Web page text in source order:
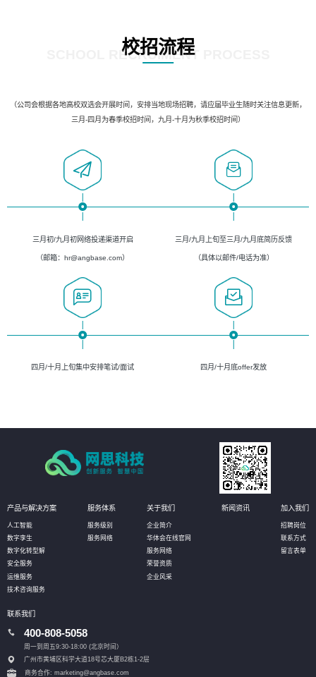
校招流程
SCHOOL RECRUIMENT PROCESS
（公司会根据各地高校双选会开展时间，安排当地现场招聘，请应届毕业生随时关注信息更新，
三月-四月为春季校招时间，九月-十月为秋季校招时间）
三月初/九月初网络投递渠道开启
（邮箱：hr@angbase.com）
三月/九月上旬至三月/九月底简历反馈
（具体以邮件/电话为准）
四月/十月上旬集中安排笔试/面试 四月/十月底offer发放
产品与解决方案
人工智能
数字孪生
数字化转型解
安全服务
运维服务
技术咨询服务
服务体系
服务级别
服务网络
关于我们
企业简介
华体会在线官网
服务网络
荣誉资质
企业风采
新闻资讯 加入我们
招聘岗位
联系方式
留言表单
联系我们
400-808-5058
周一到周五9:30-18:00 (北京时间）
广州市黄埔区科学大道18号芯大厦B2栋1-2层
商务合作: marketing@angbase.com